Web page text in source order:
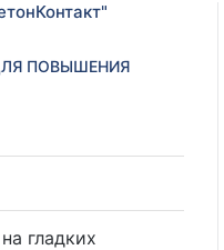
ПОВЫШЕНИЯ
гладких